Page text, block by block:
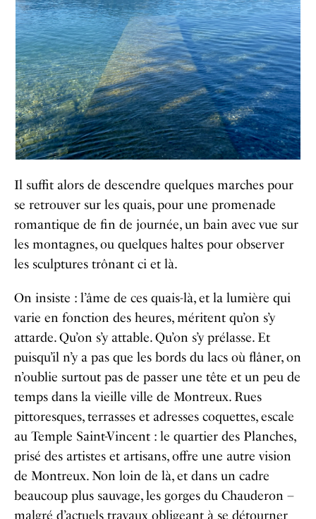
Il suffit alors de descendre quelques marches pour
se retrouver sur les quais, pour une promenade
romantique de fin de journée, un bain avec vue sur
les montagnes, ou quelques haltes pour observer
les sculptures trônant ci et là.
On insiste : l’âme de ces quais-là, et la lumière qui
varie en fonction des heures, méritent qu’on s’y
attarde. Qu’on s’y attable. Qu’on s’y prélasse. Et
puisqu’il n’y a pas que les bords du lacs où flâner, on
n’oublie surtout pas de passer une tête et un peu de
temps dans la vieille ville de Montreux. Rues
pittoresques, terrasses et adresses coquettes, escale
au Temple Saint-Vincent : le quartier des Planches,
prisé des artistes et artisans, offre une autre vision
de Montreux. Non loin de là, et dans un cadre
beaucoup plus sauvage, les gorges du Chauderon –
malgré d’actuels travaux obligeant à se détourner